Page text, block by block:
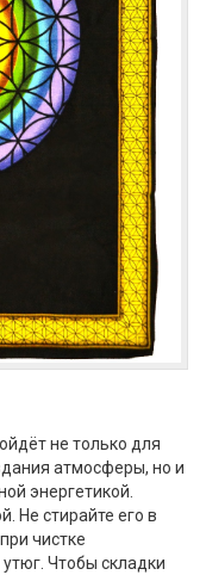
не только для
атмосферы, но и
энергетикой.
Не стирайте его в
чистке
Чтобы складки